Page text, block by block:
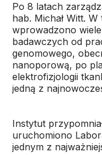
Po 8 latach
hab. Michał Witt.
wprowadzono
badawczych od
genomowego,
nanoporową, po
elektrofizjologii
jedną z
Instytut
uruchomiono
jednym z